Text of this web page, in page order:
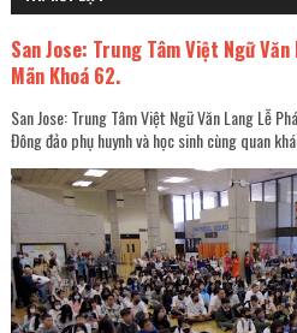
San Jose: Trung Tâm Việt Ngữ
Mãn Khoá 62.
San Jose: Trung Tâm Việt Ngữ Văn Lang Lễ
Đông đảo phụ huynh và học sinh cùng quan